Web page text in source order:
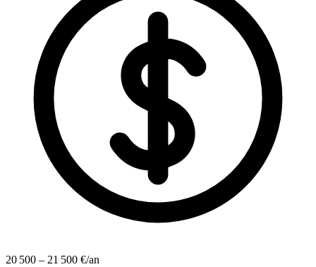
20 500 – 21 500 €/an